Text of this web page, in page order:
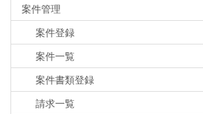
案件管理
案件登録
案件一覧
案件書類登録
請求一覧